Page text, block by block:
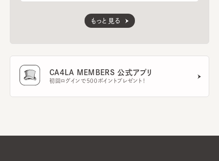
もっと見る
CA4LA MEMBERS 公式アプリ
初回ログインで500ポイントプレゼント！